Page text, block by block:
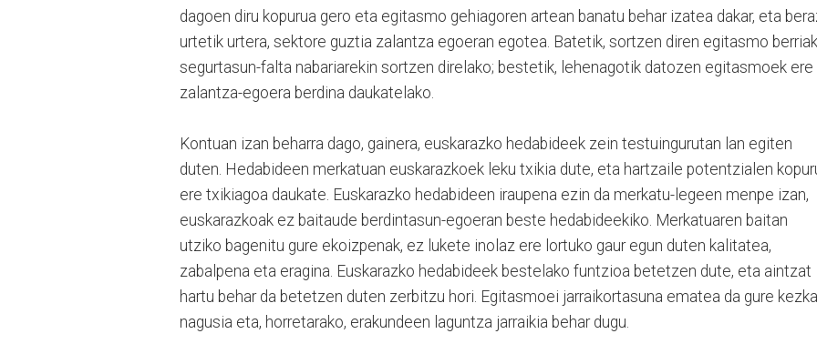
dagoen diru kopurua gero eta egitasmo gehiagoren artean banatu behar izatea dakar, eta
urtetik urtera, sektore guztia zalantza egoeran egotea. Batetik, sortzen diren egitasmo berriak
segurtasun-falta nabariarekin sortzen direlako; bestetik, lehenagotik datozen egitasmoek ere
zalantza-egoera berdina daukatelako.
Kontuan izan beharra dago, gainera, euskarazko hedabideek zein testuingurutan lan egiten
duten. Hedabideen merkatuan euskarazkoek leku txikia dute, eta hartzaile potentzialen
ere txikiagoa daukate. Euskarazko hedabideen iraupena ezin da merkatu-legeen menpe izan,
euskarazkoak ez baitaude berdintasun-egoeran beste hedabideekiko. Merkatuaren baitan
utziko bagenitu gure ekoizpenak, ez lukete inolaz ere lortuko gaur egun duten kalitatea,
zabalpena eta eragina. Euskarazko hedabideek bestelako funtzioa betetzen dute, eta aintzat
hartu behar da betetzen duten zerbitzu hori. Egitasmoei jarraikortasuna ematea da gure kezka
nagusia eta, horretarako, erakundeen laguntza jarraikia behar dugu.